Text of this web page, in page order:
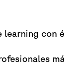
learning con